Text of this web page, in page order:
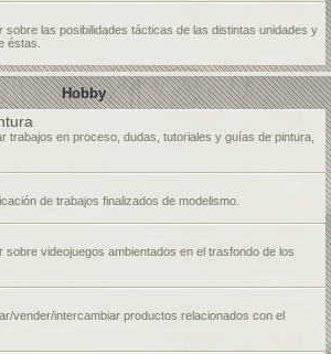
sobre las posibilidades tácticas de las distintas unidades y
éstas.
Hobby
trabajos en proceso, dudas, tutoriales y guías de pintura,
de trabajos finalizados de modelismo.
sobre videojuegos ambientados en el trasfondo de los
vender/intercambiar productos relacionados con el